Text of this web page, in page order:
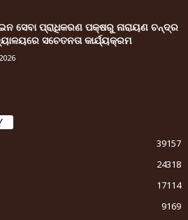
ସେବା ପ୍ରାଧିକରଣ ପକ୍ଷରୁ ନାରାୟଣ ଚନ୍ଦ୍ର
ସଚେତନତା କାର୍ଯ୍ୟକ୍ରମ
39157
24318
17114
9169